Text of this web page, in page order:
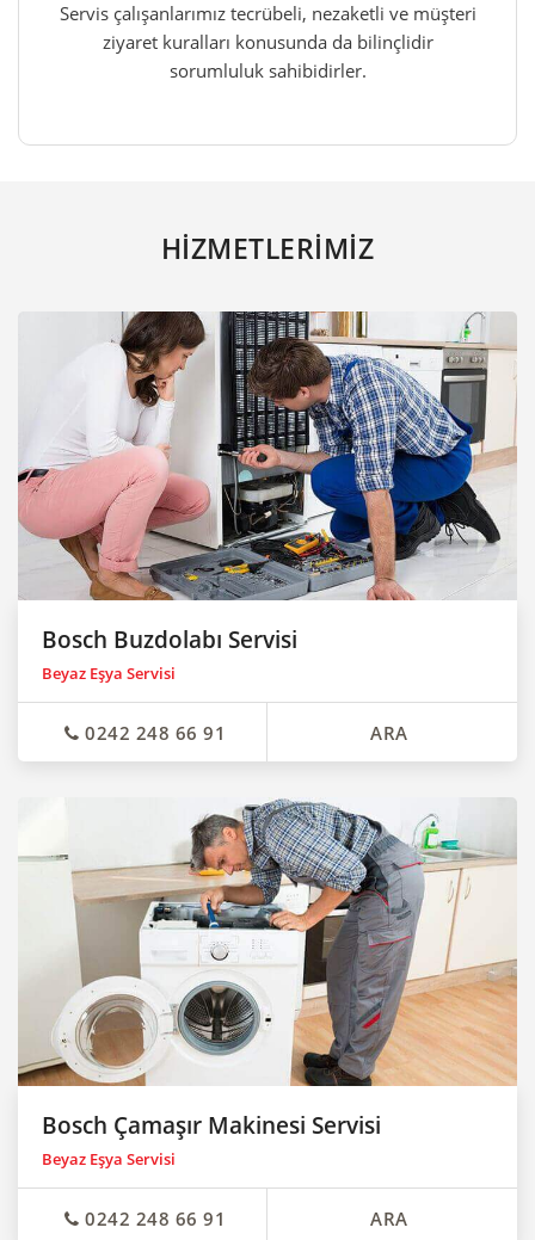
Servis çalışanlarımız tecrübeli, nezaketli ve müşteri
ziyaret kuralları konusunda da bilinçlidir
sorumluluk sahibidirler.
HİZMETLERİMİZ
Bosch Buzdolabı Servisi
Beyaz Eşya Servisi
0242 248 66 91 ARA
Bosch Çamaşır Makinesi Servisi
Beyaz Eşya Servisi
0242 248 66 91 ARA